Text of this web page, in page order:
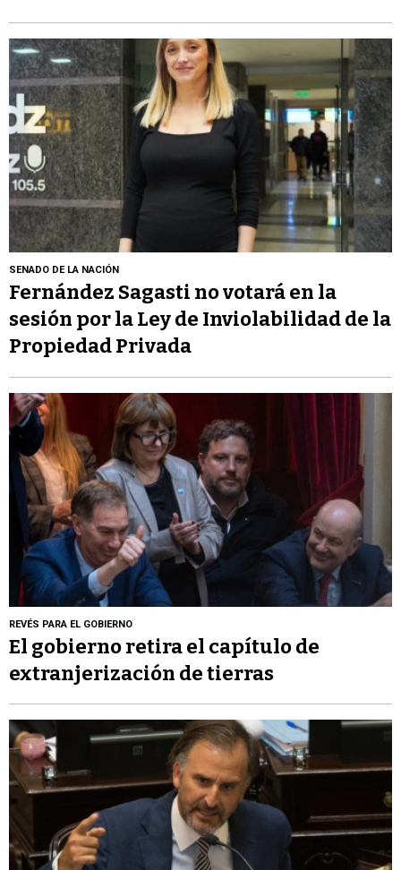
SENADO DE LA NACIÓN
Fernández Sagasti no votará en la
sesión por la Ley de Inviolabilidad de la
Propiedad Privada
REVÉS PARA EL GOBIERNO
El gobierno retira el capítulo de
extranjerización de tierras